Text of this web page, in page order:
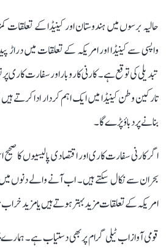
حالیہ برسوں میں ہندوستان اور کینیڈا کے
واپسی سے کینیڈا اور امریکہ کے تعلقات میں دراڑ
تبدیلی کی توقع ہے۔ کارنی کاروبار اور سفارت کاری
تارکین وطن کینیڈا میں ایک اہم کردار ادا کرتے
بنانے پر دباؤ پڑے گا۔
اگر کارنی سفارت کاری اور اقتصادی پالیسیوں کا صحیح
بحران سے نکال سکتے ہیں۔ اب آنے والے دنوں میں
امریکہ کے تعلقات مزید بہتر ہوتے ہیں یا مزید
قومی آواز اب ٹیلی گرام پر بھی دستیاب ہے۔